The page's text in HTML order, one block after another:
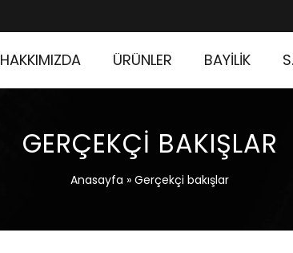
HAKKIMIZDA ÜRÜNLER BAYİLİK
GERÇEKÇI BAKIŞLAR
Anasayfa » Gerçekçi bakışlar